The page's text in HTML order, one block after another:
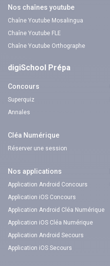
Nos chaînes youtube
Chaîne Youtube Mosalingua
Chaîne Youtube FLE
Chaîne Youtube Orthographe
digiSchool Prépa
Concours
Superquiz
Annales
Cléa Numérique
Réserver une session
Nos applications
Application Android Concours
Application iOS Concours
Application Android Cléa Numérique
Application iOS Cléa Numérique
Application Android Secours
Application iOS Secours